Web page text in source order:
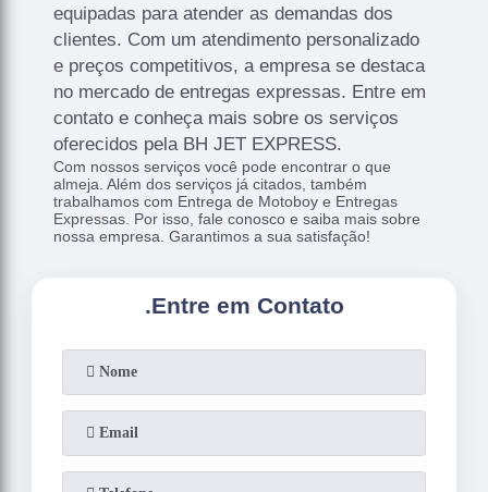
equipadas para atender as demandas dos
clientes. Com um atendimento personalizado
e preços competitivos, a empresa se destaca
no mercado de entregas expressas. Entre em
contato e conheça mais sobre os serviços
oferecidos pela BH JET EXPRESS.
Com nossos serviços você pode encontrar o que
almeja. Além dos serviços já citados, também
trabalhamos com Entrega de Motoboy e Entregas
Expressas. Por isso, fale conosco e saiba mais sobre
nossa empresa. Garantimos a sua satisfação!
.Entre em Contato